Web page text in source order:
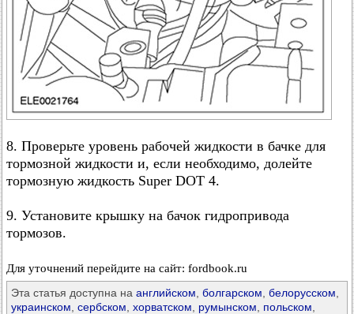
8. Проверьте уровень рабочей жидкости в бачке для
тормозной жидкости и, если необходимо, долейте
тормозную жидкость Super DOT 4.
9. Установите крышку на бачок гидропривода
тормозов.
Для уточнений перейдите на сайт: fordbook.ru
Эта статья доступна на английском болгарском белорусском
украинском сербском хорватском румынском польском